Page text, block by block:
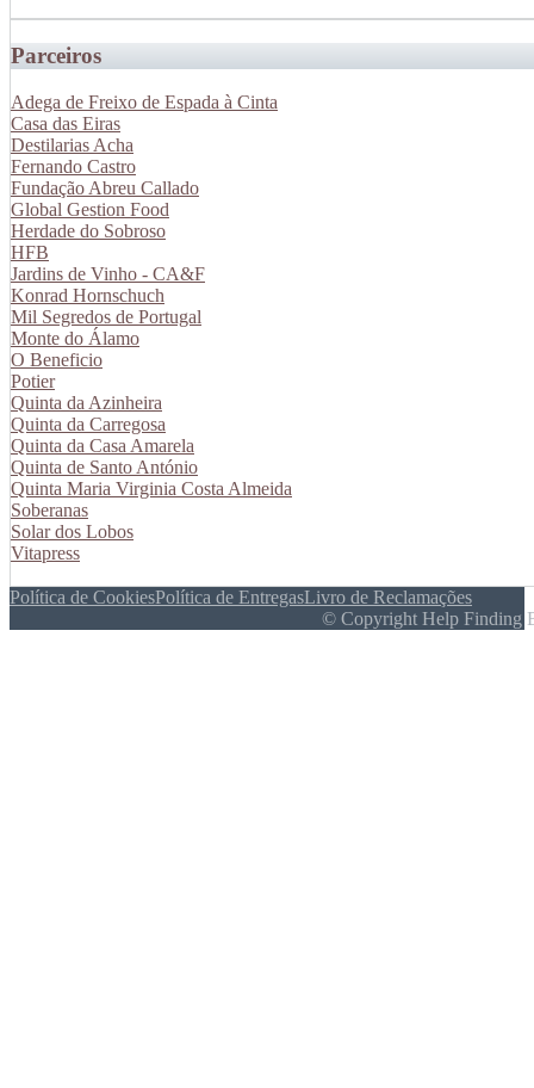
Parceiros
Adega de Freixo de Espada à Cinta
Casa das Eiras
Destilarias Acha
Fernando Castro
Fundação Abreu Callado
Global Gestion Food
Herdade do Sobroso
HFB
Jardins de Vinho - CA&F
Konrad Hornschuch
Mil Segredos de Portugal
Monte do Álamo
O Beneficio
Potier
Quinta da Azinheira
Quinta da Carregosa
Quinta da Casa Amarela
Quinta de Santo António
Quinta Maria Virginia Costa Almeida
Soberanas
Solar dos Lobos
Vitapress
Política de CookiesPolítica de EntregasLivro de Reclamações
© Copyright Help Finding